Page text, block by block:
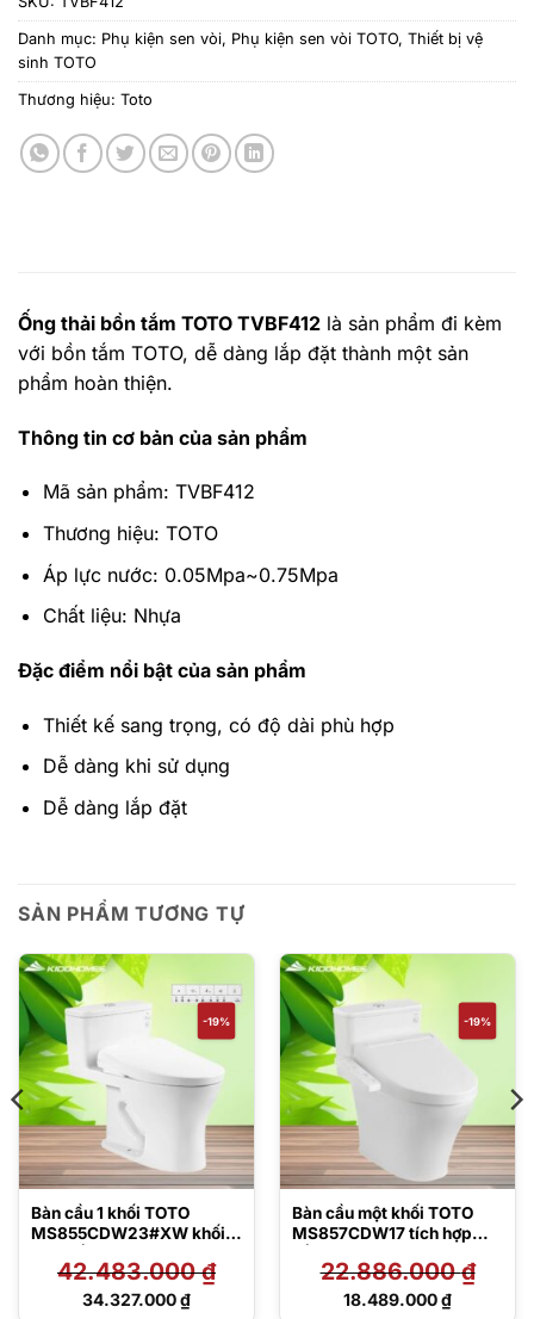
Danh mục: Phụ kiện sen vòi, Phụ kiện sen vòi TOTO, Thiết bị vệ
sinh TOTO
Thương hiệu: Toto
Ống thải bồn tắm TOTO TVBF412 là sản phẩm đi kèm
với bồn tắm TOTO, dễ dàng lắp đặt thành một sản
phẩm hoàn thiện.
Thông tin cơ bản của sản phẩm
Mã sản phẩm: TVBF412
Thương hiệu: TOTO
Áp lực nước: 0.05Mpa~0.75Mpa
Chất liệu: Nhựa
Đặc điểm nổi bật của sản phẩm
Thiết kế sang trọng, có độ dài phù hợp
Dễ dàng khi sử dụng
Dễ dàng lắp đặt
SẢN PHẨM TƯƠNG TỰ
-19%
Bàn cầu 1 khối TOTO
MS855CDW23#XW khối
TCF47360GAA
42.483.000₫
Giá
34.327.000₫
-19%
Bàn cầu một khối TOTO
MS857CDW17 tích hợp
C2 – TCF23460AAA
22.886.000₫
Giá
18.489.000₫